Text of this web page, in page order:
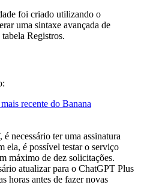
foi criado utilizando o
uma sintaxe avançada de
Registros.
recente do Banana
é necessário ter uma assinatura
ela, é possível testar o serviço
máximo de dez solicitações.
atualizar para o ChatGPT Plus
horas antes de fazer novas